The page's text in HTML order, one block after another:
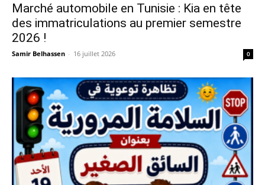
Marché automobile en Tunisie : Kia en tête
des immatriculations au premier semestre
2026 !
Samir Belhassen - 16 juillet 2026 0